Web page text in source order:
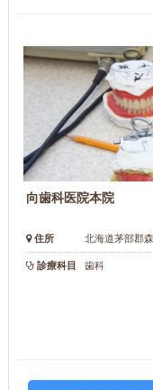
向歯科医院本院
住所 北海道茅部郡
診療科目 歯科